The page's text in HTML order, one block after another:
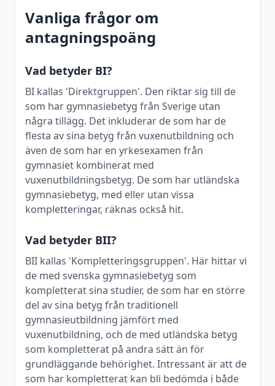
Vanliga frågor om
antagningspoäng
Vad betyder BI?
BI kallas 'Direktgruppen'. Den riktar sig till de
som har gymnasiebetyg från Sverige utan
några tillägg. Det inkluderar de som har de
flesta av sina betyg från vuxenutbildning och
även de som har en yrkesexamen från
gymnasiet kombinerat med
vuxenutbildningsbetyg. De som har utländska
gymnasiebetyg, med eller utan vissa
kompletteringar, räknas också hit.
Vad betyder BII?
BII kallas 'Kompletteringsgruppen'. Här hittar vi
de med svenska gymnasiebetyg som
kompletterat sina studier, de som har en större
del av sina betyg från traditionell
gymnasieutbildning jämfört med
vuxenutbildning, och de med utländska betyg
som kompletterat på andra sätt än för
grundläggande behörighet. Intressant är att de
som har kompletterat kan bli bedömda i både